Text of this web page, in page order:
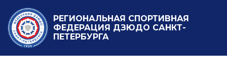
РЕГИОНАЛЬНАЯ СПОРТИВНАЯ
ФЕДЕРАЦИЯ ДЗЮДО САНКТ-
ПЕТЕРБУРГА